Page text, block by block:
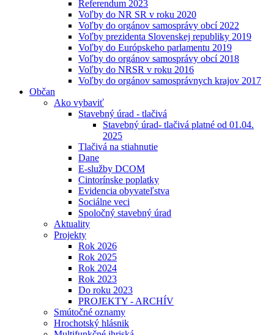
Referendum 2023
Voľby do NR SR v roku 2020
Voľby do orgánov samosprávy obcí 2022
Voľby prezidenta Slovenskej republiky 2019
Voľby do Európskeho parlamentu 2019
Voľby do orgánov samosprávy obcí 2018
Voľby do NRSR v roku 2016
Voľby do orgánov samosprávnych krajov 2017
Občan
Ako vybaviť
Stavebný úrad - tlačivá
Stavebný úrad- tlačivá platné od 01.04.
2025
Tlačivá na stiahnutie
Dane
E-služby DCOM
Cintorínske poplatky
Evidencia obyvateľstva
Sociálne veci
Spoločný stavebný úrad
Aktuality
Projekty
Rok 2026
Rok 2025
Rok 2024
Rok 2023
Do roku 2023
PROJEKTY - ARCHÍV
Smútočné oznamy
Hrochotský hlásnik